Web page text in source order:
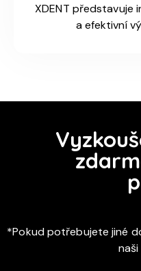
XDENT představuje
a efektivní
*Pokud potřebujete jiné